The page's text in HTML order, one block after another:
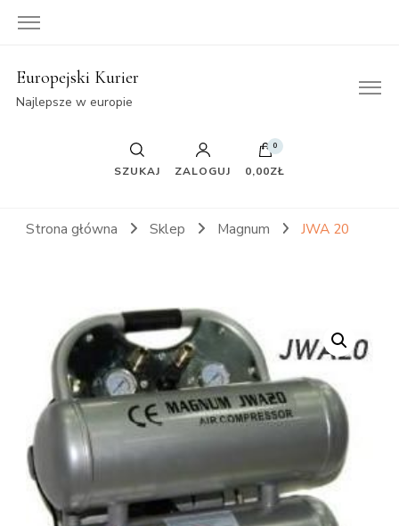
Europejski Kurier
Najlepsze w europie
SZUKAJ ZALOGUJ
0
0,00ZŁ
Strona główna Sklep Magnum JWA 20